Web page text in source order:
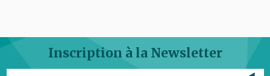
Inscription à la Newsletter